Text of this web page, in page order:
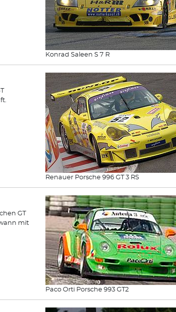
Konrad Saleen S 7 R
Renauer Porsche 996 GT 3 RS
Paco Orti Porsche 993 GT2
GT
mit